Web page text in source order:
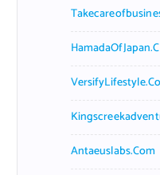
Antaeuslabs.com